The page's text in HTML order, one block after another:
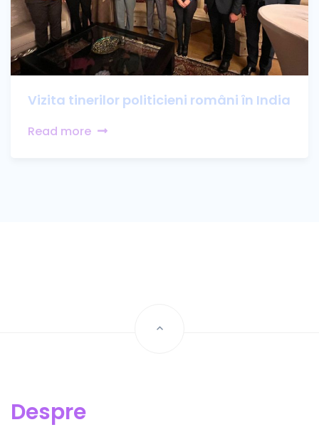
Vizita tinerilor politicieni români în India
Read more
Despre